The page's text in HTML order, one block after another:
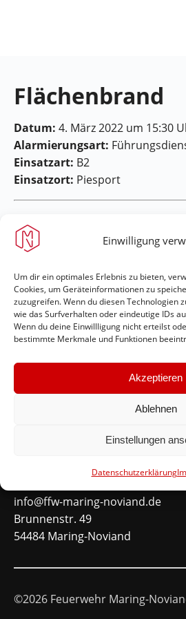
Einwilligung
Um dir ein optimales Erlebnis zu bieten,
Cookies, um Geräteinformationen zu
zuzugreifen. Wenn du diesen Technologien
wie das Surfverhalten oder eindeutige IDs
Wenn du deine Einwillligung nicht erteilst
bestimmte Merkmale und Funktionen
Akzeptieren
Ablehnen
Einstellungen
Datenschutzerklärung
Flächenbrand
Datum: 4. März 2022 um 15:30
Alarmierungsart:
Einsatzart: B2
Einsatzort: Piesport
Feuerwehr Maring-Noviand
#immerda
Schnellinks
Instagram
info@ffw-maring-noviand.de
Brunnenstr. 49
54484 Maring-Noviand
©2026 Feuerwehr Maring-